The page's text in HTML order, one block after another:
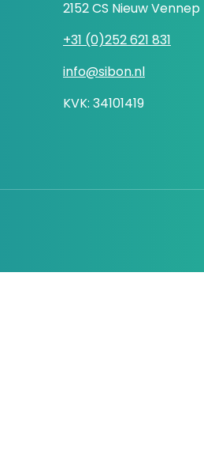
2152 CS Nieuw Vennep
+31 (0)252 621 831
info@sibon.nl
KVK: 34101419